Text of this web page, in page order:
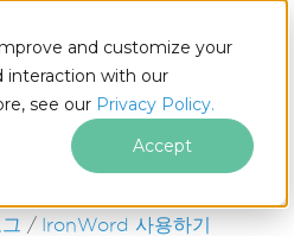
and customize your
interaction with our
see our Privacy Policy.
Accept
IronWord 사용하기